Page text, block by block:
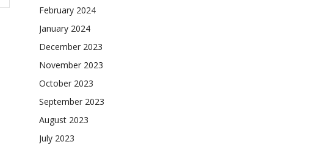
February 2024
January 2024
December 2023
November 2023
October 2023
September 2023
August 2023
July 2023